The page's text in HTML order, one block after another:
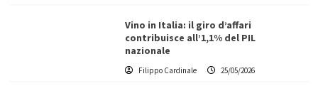
Vino in Italia: il giro d’affari
contribuisce all’1,1% del PIL
nazionale
Filippo Cardinale 25/05/2026